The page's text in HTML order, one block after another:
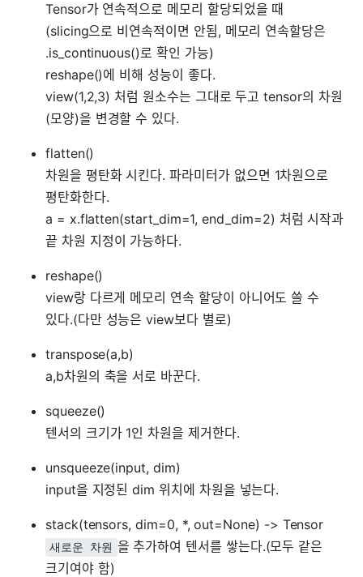
Tensor가 연속적으로 메모리 할당되었을 때
(slicing으로 비연속적이면 안됨, 메모리 연속할당은
.is_continuous()로 확인 가능)
reshape()에 비해 성능이 좋다.
view(1,2,3) 처럼 원소수는 그대로 두고 tensor의 차원
(모양)을 변경할 수 있다.
flatten()
차원을 평탄화 시킨다. 파라미터가 없으면 1차원으로
평탄화한다.
a = x.flatten(start_dim=1, end_dim=2) 처럼 시작과
끝 차원 지정이 가능하다.
reshape()
view랑 다르게 메모리 연속 할당이 아니어도 쓸 수
있다.(다만 성능은 view보다 별로)
transpose(a,b)
a,b차원의 축을 서로 바꾼다.
squeeze()
텐서의 크기가 1인 차원을 제거한다.
unsqueeze(input, dim)
input을 지정된 dim 위치에 차원을 넣는다.
stack(tensors, dim=0, *, out=None) -> Tensor
새로운 차원 을 추가하여 텐서를 쌓는다.(모두 같은
크기여야 함)